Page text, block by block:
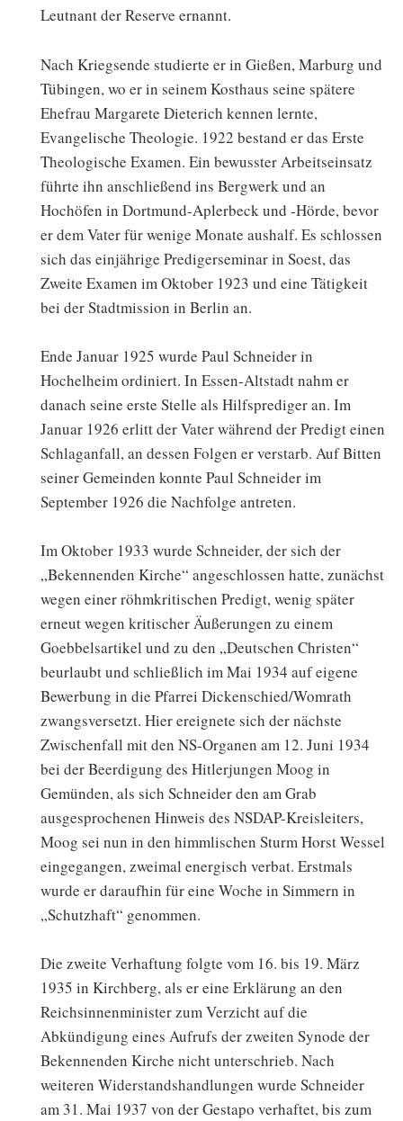
Leutnant der Reserve ernannt.
Nach Kriegsende studierte er in Gießen, Marburg und
Tübingen, wo er in seinem Kosthaus seine spätere
Ehefrau Margarete Dieterich kennen lernte,
Evangelische Theologie. 1922 bestand er das Erste
Theologische Examen. Ein bewusster Arbeitseinsatz
führte ihn anschließend ins Bergwerk und an
Hochöfen in Dortmund-Aplerbeck und -Hörde, bevor
er dem Vater für wenige Monate aushalf. Es schlossen
sich das einjährige Predigerseminar in Soest, das
Zweite Examen im Oktober 1923 und eine Tätigkeit
bei der Stadtmission in Berlin an.
Ende Januar 1925 wurde Paul Schneider in
Hochelheim ordiniert. In Essen-Altstadt nahm er
danach seine erste Stelle als Hilfsprediger an. Im
Januar 1926 erlitt der Vater während der Predigt einen
Schlaganfall, an dessen Folgen er verstarb. Auf Bitten
seiner Gemeinden konnte Paul Schneider im
September 1926 die Nachfolge antreten.
Im Oktober 1933 wurde Schneider, der sich der
„Bekennenden Kirche“ angeschlossen hatte, zunächst
wegen einer röhmkritischen Predigt, wenig später
erneut wegen kritischer Äußerungen zu einem
Goebbelsartikel und zu den „Deutschen Christen“
beurlaubt und schließlich im Mai 1934 auf eigene
Bewerbung in die Pfarrei Dickenschied/Womrath
zwangsversetzt. Hier ereignete sich der nächste
Zwischenfall mit den NS-Organen am 12. Juni 1934
bei der Beerdigung des Hitlerjungen Moog in
Gemünden, als sich Schneider den am Grab
ausgesprochenen Hinweis des NSDAP-Kreisleiters,
Moog sei nun in den himmlischen Sturm Horst Wessel
eingegangen, zweimal energisch verbat. Erstmals
wurde er daraufhin für eine Woche in Simmern in
„Schutzhaft“ genommen.
Die zweite Verhaftung folgte vom 16. bis 19. März
1935 in Kirchberg, als er eine Erklärung an den
Reichsinnenminister zum Verzicht auf die
Abkündigung eines Aufrufs der zweiten Synode der
Bekennenden Kirche nicht unterschrieb. Nach
weiteren Widerstandshandlungen wurde Schneider
am 31. Mai 1937 von der Gestapo verhaftet, bis zum